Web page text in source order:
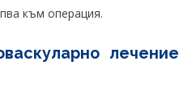
към операция.
лечение